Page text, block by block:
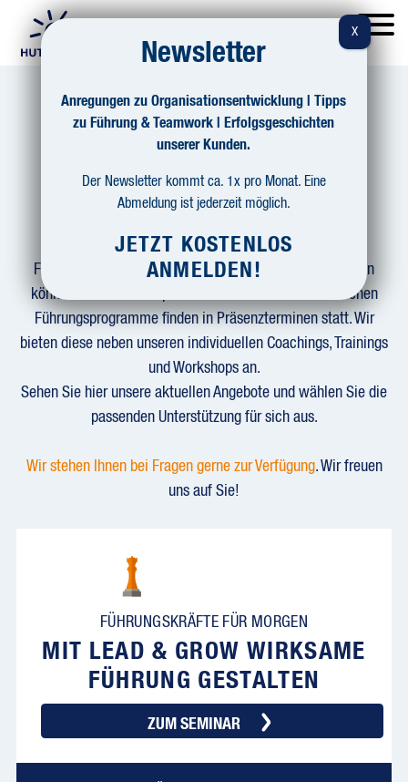
CHANGEPILOTEN
PRAXIS & IMPULSE
ÜBER UNS
TEAM
REFERENZEN
SOZIALES ENGAGEMENT
KARRIERE
KONTAKT
UNSERE AKTUELLEN
Seminare & Lernreisen
Hier finden Sie unsere aktuellen Lernreisen und
Führungsprogramme, bei denen Sie sich direkt anmelden
können - ob als Einzelperson oder als Team. Diese offenen
Führungsprogramme finden in Präsenzterminen statt. Wir
bieten diese neben unseren individuellen Coachings, Trainings
und Workshops an.
Sehen Sie hier unsere aktuellen Angebote und wählen Sie die
passenden Unterstützung für sich aus.
Wir stehen Ihnen bei Fragen gerne zur Verfügung. Wir freuen
uns auf Sie!
FÜHRUNGSKRÄFTE FÜR MORGEN
MIT LEAD & GROW WIRKSAME
FÜHRUNG GESTALTEN
ZUM SEMINAR
Newsletter
Anregungen zu Organisationsentwicklung | Tipps
zu Führung & Teamwork | Erfolgsgeschichten
unserer Kunden.
Der Newsletter kommt ca. 1x pro Monat. Eine
Abmeldung ist jederzeit möglich.
JETZT KOSTENLOS
ANMELDEN!